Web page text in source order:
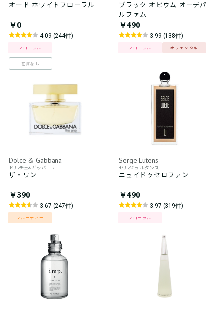
オード ホワイトフローラル
￥0
4.09 (244件)
フローラル
在庫なし
ブラック オピウム オーデパ
ルファム
￥490
3.99 (138件)
フローラル オリエンタル
Dolce & Gabbana
ドルチェ&ガッバーナ
ザ・ワン
￥390
3.67 (247件)
フルーティー
Serge Lutens
セルジュ ルタンス
ニュイドゥセロファン
￥490
3.97 (319件)
フローラル